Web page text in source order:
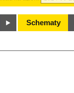
Schematy